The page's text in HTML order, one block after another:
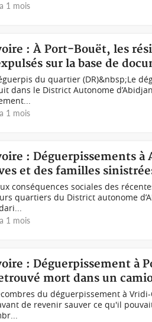
1 mois
: À Port-Bouët, les
sur la base de
du quartier (DR)&nbsp;Le
dans le District Autonome
1 mois
: Déguerpissements
et des familles
conséquences sociales des
quartiers du District autonome
1 mois
: Déguerpissement à
mort dans un
du déguerpissement à
de revenir sauver ce qu'il